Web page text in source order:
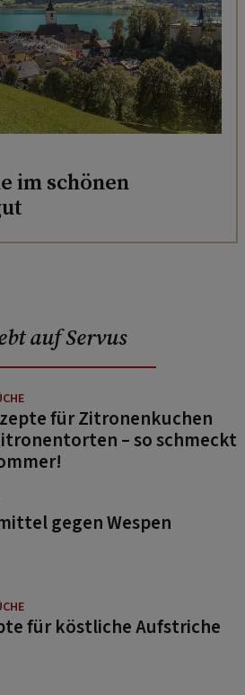
im schönen
auf Servus
für Zitronenkuchen
– so schmeckt
gegen Wespen
für köstliche Aufstriche